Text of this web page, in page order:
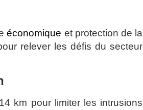
économique et protection de la
relever les défis du secteur
km pour limiter les intrusions